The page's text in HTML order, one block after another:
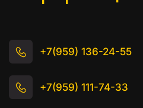
+7(959) 136-24-55
+7(959) 111-74-33